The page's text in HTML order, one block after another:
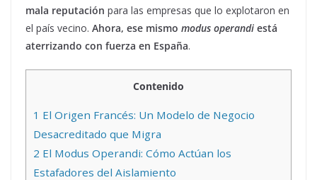
mala reputación para las empresas que lo explotaron en
el país vecino. Ahora, ese mismo modus operandi está
aterrizando con fuerza en España.
Contenido
1 El Origen Francés: Un Modelo de Negocio
Desacreditado que Migra
2 El Modus Operandi: Cómo Actúan los
Estafadores del Aislamiento